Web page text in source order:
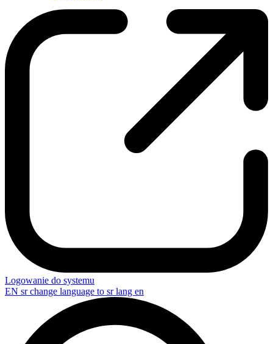
Logowanie do systemu
EN sr change language to sr lang en